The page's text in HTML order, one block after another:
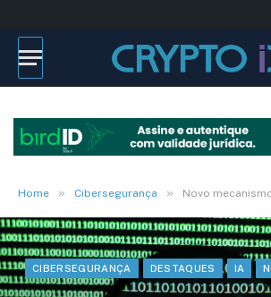
Home » Cibersegurança » Novo mecanismo de detecção de malware baseado em
CIBERSEGURANÇA DESTAQUES IA